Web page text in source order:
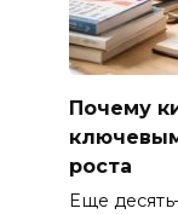
Почему
роста
Еще